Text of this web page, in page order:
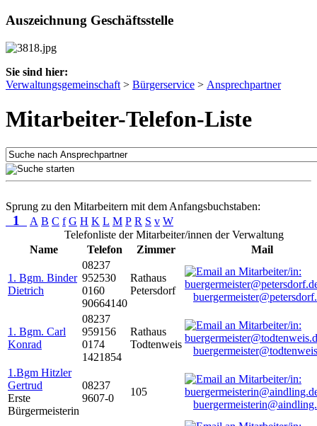
Auszeichnung Geschäftsstelle
Sie sind hier:
Verwaltungsgemeinschaft > Bürgerservice > Ansprechpartner
Mitarbeiter-Telefon-Liste
Sprung zu den Mitarbeitern mit dem Anfangsbuchstaben:
1 A B C f G H K L M P R S v W
Telefonliste der Mitarbeiter/innen der Verwaltung
Name
Telefon Zimmer Mail
1. Bgm. Binder
Dietrich
08237
952530
0160
90664140
Rathaus
Petersdorf
1. Bgm. Carl
Konrad
08237
959156
0174
1421854
Rathaus
Todtenweis
1.Bgm Hitzler
Gertrud
Erste
Bürgermeisterin
08237
9607-0
105